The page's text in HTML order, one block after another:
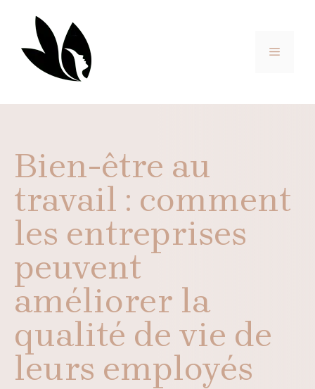
contenu
MENU
Bien-être au
travail : comment
les entreprises
peuvent
améliorer la
qualité de vie de
leurs employés